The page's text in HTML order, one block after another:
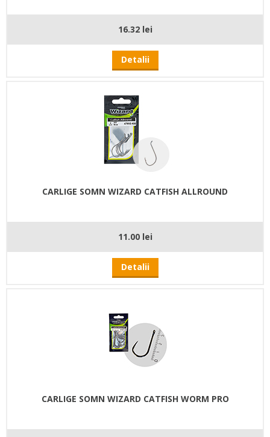
16.32 lei
Detalii
CARLIGE SOMN WIZARD CATFISH ALLROUND
11.00 lei
Detalii
CARLIGE SOMN WIZARD CATFISH WORM PRO